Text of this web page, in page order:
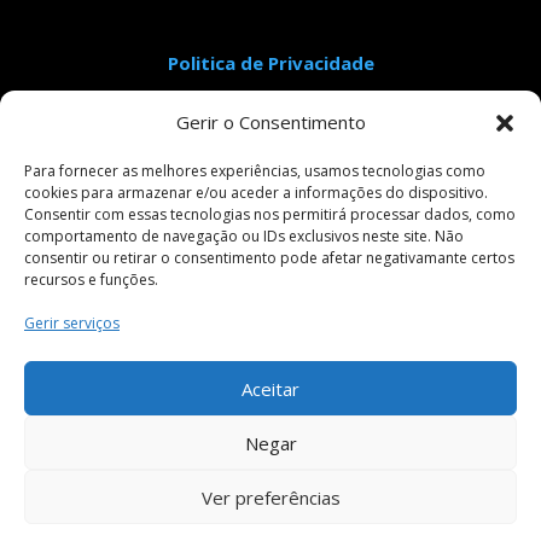
Gerir o Consentimento
Para fornecer as melhores experiências, usamos tecnologias como
cookies para armazenar e/ou aceder a informações do dispositivo.
Consentir com essas tecnologias nos permitirá processar dados, como
comportamento de navegação ou IDs exclusivos neste site. Não
consentir ou retirar o consentimento pode afetar negativamante certos
recursos e funções.
Gerir serviços
Aceitar
Negar
Ver preferências
Politica de Privacidade
Aviso Legal
Condições Gerais de Venda
Livro de Reclamações
Pagamentos Seguros
Siga-nos em: